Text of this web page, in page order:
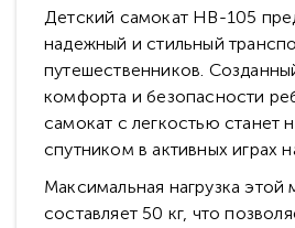
Детский самокат HB-105
надежный и стильный
путешественников.
комфорта и безопасности
самокат с легкостью станет
спутником в активных играх
Максимальная нагрузка этой
составляет 50 кг, что